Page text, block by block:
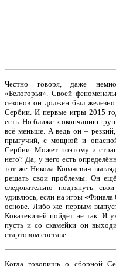
Честно говоря, даже
«Белогорья». Своей
сезонов он должен был
Сербии. И первые игры 2015
есть. Но ближе к окончанию
всё меньше. А ведь он –
прыгучий, с мощной и
Сербии. Может поэтому и
него? Да, у него есть
тот же Никола Ковачевич
решать свои проблемы. Он
следовательно подтянуть
удивлюсь, если на игры
основе. Либо же первым
Ковачевичей пойдёт не так. И
пусть и со скамейки он
стартовом составе.
Когда говоришь о сборной